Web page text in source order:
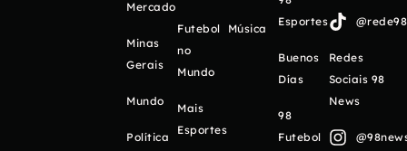
Mercado
Minas
Gerais
Mundo
Política
Futebol
no
Mundo
Mais
Esportes
Música
Esportes
Buenos
Días
98
Futebol
Redes
Sociais 98
News